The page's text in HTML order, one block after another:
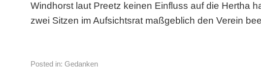
Windhorst laut Preetz keinen Einfluss auf die Hertha
zwei Sitzen im Aufsichtsrat maßgeblich den Verein
Posted in: Gedanken